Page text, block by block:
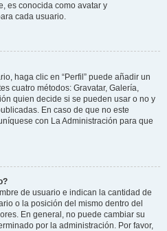
es conocida como avatar y
cada usuario.
haga clic en “Perfil” puede añadir un
cuatro métodos: Gravatar, Galería,
quien decide si se pueden usar o no y
En caso de que no este
con La Administración para que
de usuario e indican la cantidad de
o la posición del mismo dentro del
En general, no puede cambiar su
por la administración. Por favor,